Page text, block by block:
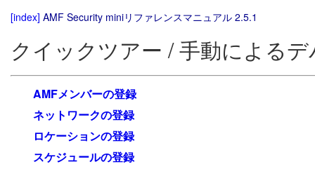
[index] AMF Security miniリファレンスマニュアル 2.5.1
クイックツアー / 手動による
AMFメンバーの登録
ネットワークの登録
ロケーションの登録
スケジュールの登録